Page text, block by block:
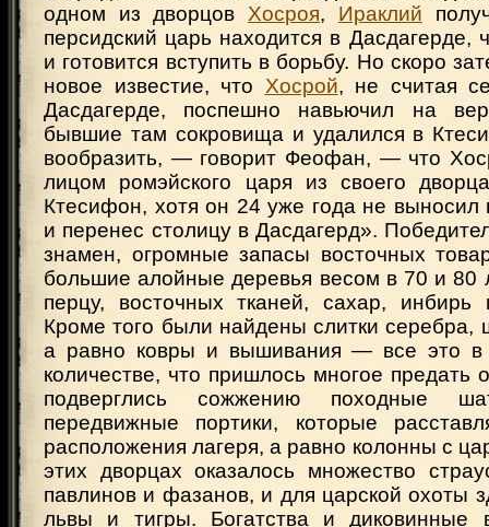
одном из дворцов Хосроя, Ираклий
персидский царь находится в Дасдагерде,
и готовится вступить в борьбу. Но скоро
новое известие, что Хосрой, не считая
Дасдагерде, поспешно навьючил на
бывшие там сокровища и удалился в
вообразить, — говорит Феофан, — что
лицом ромэйского царя из своего
Ктесифон, хотя он 24 уже года не
и перенес столицу в Дасдагерд».
знамен, огромные запасы восточных
большие алойные деревья весом в 70 и 80
перцу, восточных тканей, сахар, инбирь
Кроме того были найдены слитки
а равно ковры и вышивания — все это в
количестве, что пришлось многое предать
подверглись сожжению походные
передвижные портики, которые
расположения лагеря, а равно колонны с
этих дворцах оказалось множество
павлинов и фазанов, и для царской охоты
львы и тигры. Богатства и диковинные